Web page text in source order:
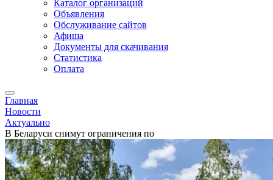
Каталог организаций
Объявления
Обслуживание сайтов
Афиша
Документы для скачивания
Статистика
Оплата
Главная
Новости
Актуально
В Беларуси снимут ограничения по